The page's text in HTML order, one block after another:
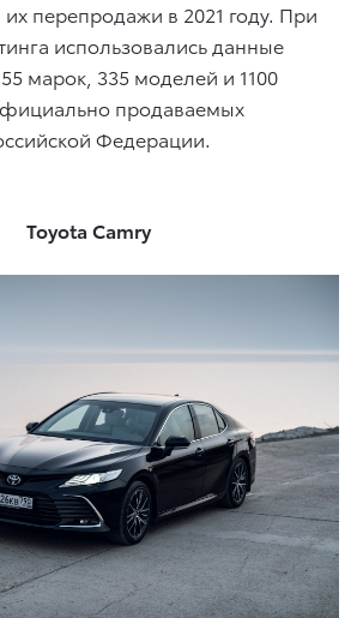
перепродажи в 2021 году. При
использовались данные
марок, 335 моделей и 1100
продаваемых
Федерации.
Toyota Camry